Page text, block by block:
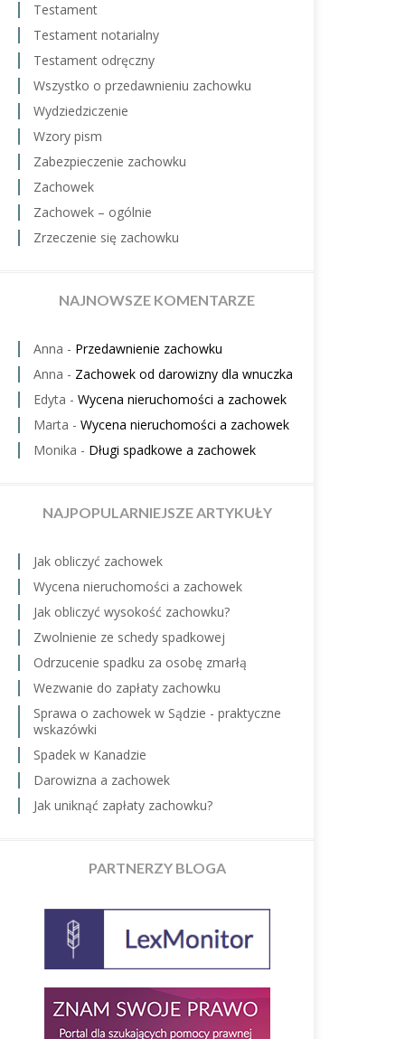
Testament
Testament notarialny
Testament odręczny
Wszystko o przedawnieniu zachowku
Wydziedziczenie
Wzory pism
Zabezpieczenie zachowku
Zachowek
Zachowek – ogólnie
Zrzeczenie się zachowku
NAJNOWSZE KOMENTARZE
Anna - Przedawnienie zachowku
Anna - Zachowek od darowizny dla wnuczka
Edyta - Wycena nieruchomości a zachowek
Marta - Wycena nieruchomości a zachowek
Monika - Długi spadkowe a zachowek
NAJPOPULARNIEJSZE ARTYKUŁY
Jak obliczyć zachowek
Wycena nieruchomości a zachowek
Jak obliczyć wysokość zachowku?
Zwolnienie ze schedy spadkowej
Odrzucenie spadku za osobę zmarłą
Wezwanie do zapłaty zachowku
Sprawa o zachowek w Sądzie - praktyczne
wskazówki
Spadek w Kanadzie
Darowizna a zachowek
Jak uniknąć zapłaty zachowku?
PARTNERZY BLOGA